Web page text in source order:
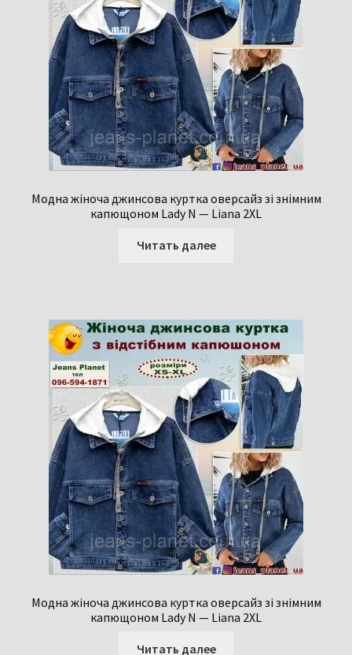
Модна жіноча джинсова куртка оверсайз зі знімним
капющоном Lady N — Liana 2XL
Читать далее
Модна жіноча джинсова куртка оверсайз зі знімним
капющоном Lady N — Liana 2XL
Читать далее